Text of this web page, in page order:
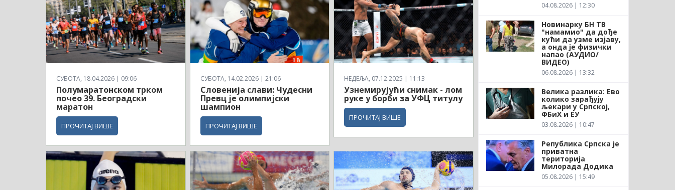
СУБОТА, 18.04.2026 | 09:06
Полумаратонском трком
почео 39. Београдски
маратон
ПРОЧИТАЈ ВИШЕ
СУБОТА, 14.02.2026 | 21:06
Словенија слави: Чудесни
Превц је олимпијски
шампион
ПРОЧИТАЈ ВИШЕ
НЕДЕЉА, 07.12.2025 | 11:13
Узнемирујући снимак - лом
руке у борби за УФЦ титулу
ПРОЧИТАЈ ВИШЕ
04.08.2026 | 12:30
Новинарку БН ТВ
"намамио" да дође
кући да узме изјаву,
а онда је физички
напао (АУДИО/
ВИДЕО)
06.08.2026 | 13:32
Велика разлика: Ево
колико зарађују
љекари у Српској,
ФБиХ и ЕУ
03.08.2026 | 10:47
Република Српска је
приватна
територија
Милорада Додика
05.08.2026 | 15:49